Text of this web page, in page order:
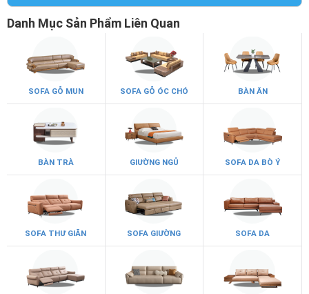
Danh Mục Sản Phẩm Liên Quan
SOFA GỖ MUN SOFA GỖ ÓC CHÓ BÀN ĂN
BÀN TRÀ GIƯỜNG NGỦ SOFA DA BÒ Ý
SOFA THƯ GIÃN SOFA GIƯỜNG SOFA DA